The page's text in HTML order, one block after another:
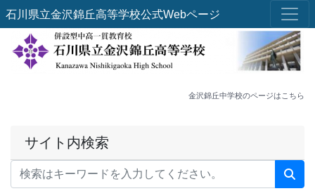
石川県立金沢錦丘高等学校公式Webページ
金沢錦丘中学校のページはこちら
サイト内検索